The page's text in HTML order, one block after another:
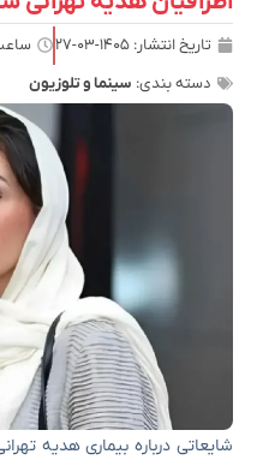
تاریخ انتشار: ۱۴۰۵-۰۳-۲۷
دسته بندی: سینما و تلوزیون
شایعاتی درباره بیماری هدیه